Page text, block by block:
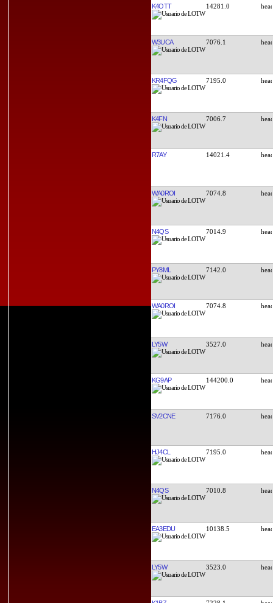
K4OTT 14281.0
W3UCA 7076.1
KR4FQG 7195.0
K4FN 7006.7
R7AY 14021.4
WA0ROI 7074.8
N4QS 7014.9
PY8ML 7142.0
WA0ROI 7074.8
LY5W 3527.0
KG9AP 144200.0
SV2CNE 7176.0
HJ4CL 7195.0
N4QS 7010.8
EA3EDU 10138.5
LY5W 3523.0